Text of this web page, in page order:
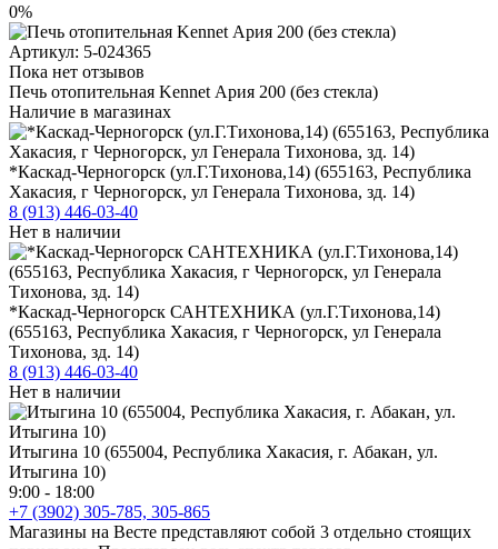
0%
Артикул: 5-024365
Пока нет отзывов
Печь отопительная Kennet Ария 200 (без стекла)
Наличие в магазинах
*Каскад-Черногорск (ул.Г.Тихонова,14) (655163, Республика
Хакасия, г Черногорск, ул Генерала Тихонова, зд. 14)
8 (913) 446-03-40
Нет в наличии
*Каскад-Черногорск САНТЕХНИКА (ул.Г.Тихонова,14)
(655163, Республика Хакасия, г Черногорск, ул Генерала
Тихонова, зд. 14)
8 (913) 446-03-40
Нет в наличии
Итыгина 10 (655004, Республика Хакасия, г. Абакан, ул.
Итыгина 10)
9:00 - 18:00
+7 (3902) 305-785, 305-865
Магазины на Весте представляют собой 3 отдельно стоящих